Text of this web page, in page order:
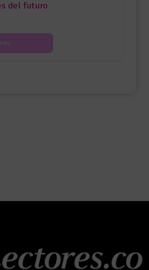
del futuro